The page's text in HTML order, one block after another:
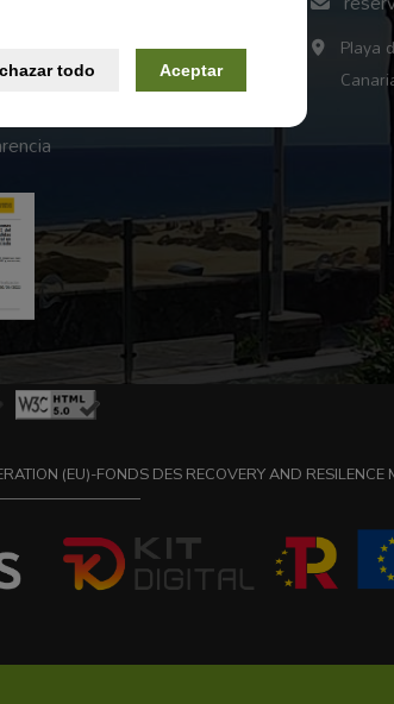
todo Aceptar
Playa
(EU)-FONDS DES RECOVERY AND RESILENCE